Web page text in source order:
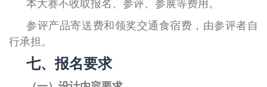
参评产品寄送费和领奖交通食宿费，由参评者自
行承担。
七、报名要求